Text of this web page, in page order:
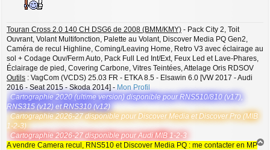
Touran Cross 2.0 140 CH DSG6 de 2008 (BMM/KMY) - Pack City 2, Toit
Ouvrant, Volant Multifonction, Palette au Volant, Discover Media PQ Gen2,
Caméra de recul Highline, Coming/Leaving Home, Retro V3 avec éclairage au
sol + Codage Ouv/Ferm Auto, Pack Full Led Int/Ext, Feux Led et Lave-Phares,
Éclairage de pied, Covering Carbone, Vitres Teintées, Attelage Oris RDSOV
Outils : VagCom (VCDS) 25.03 FR - ETKA 8.5 - Elsawin 6.0 [VW 2017 - Audi
2016 - Seat 2015 - Skoda 2014] - Mon Profil
Cartographie 2020 (ultime version) disponible pour RNS510/810 (v17),
RNS315 (v12) et RNS310 (v12)
Cartographie 2026-27 disponible pour Discover Media et Discover Pro (MIB
1-2-3)
Cartographie 2026-27 disponible pour Audi MIB 1-2-3
A vendre Camera recul, RNS510 et Discover Media PQ : me contacter en MP